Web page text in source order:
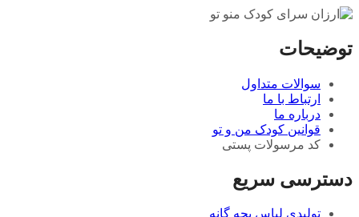
توضیحات
سوالات متداول
ارتباط با ما
درباره ما
قوانین کودک من و تو
کد مرسولات پستی
دسترسی سریع
تولیدی لباس بچه گانه